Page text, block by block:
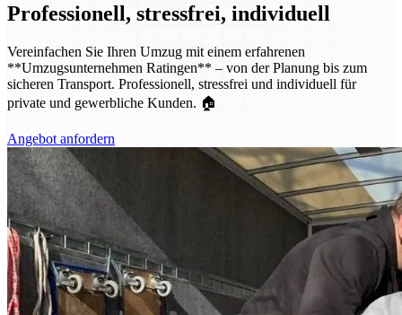
Professionell, stressfrei, individuell
Vereinfachen Sie Ihren Umzug mit einem erfahrenen
**Umzugsunternehmen Ratingen** – von der Planung bis zum
sicheren Transport. Professionell, stressfrei und individuell für
private und gewerbliche Kunden. 🏠
Angebot anfordern